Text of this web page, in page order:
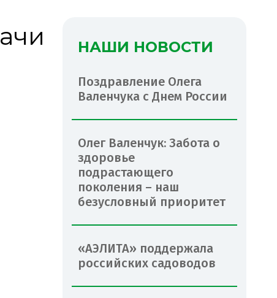
НАШИ НОВОСТИ
Поздравление Олега
Валенчука с Днем России
Олег Валенчук: Забота о
здоровье
подрастающего
поколения – наш
безусловный приоритет
«АЭЛИТА» поддержала
российских садоводов